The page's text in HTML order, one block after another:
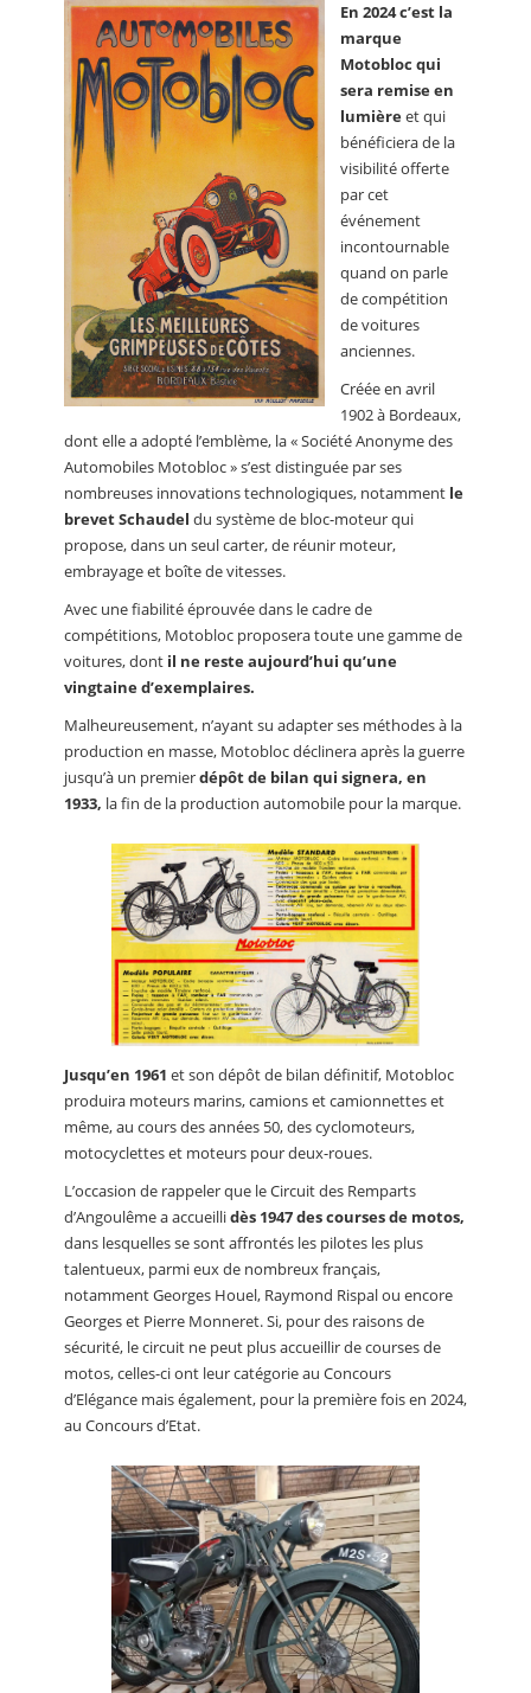
En 2024 c’est la
marque
Motobloc qui
sera remise en
lumièreet qui
bénéficiera de la
visibilité offerte
par cet
événement
incontournable
quand on parle
de compétition
de voitures
anciennes.
Créée en avril
1902 à Bordeaux,
dont elle a adopté l’emblème, la « Société Anonyme des
Automobiles Motobloc » s’est distinguée par ses
nombreuses innovations technologiques, notamment le
brevet Schaudel du système de bloc-moteur qui
propose, dans un seul carter, de réunir moteur,
embrayage et boîte de vitesses.
Avec une fiabilité éprouvée dans le cadre de
compétitions, Motobloc proposera toute une gamme de
voitures, dont il ne reste aujourd’hui qu’une
vingtaine d’exemplaires.
Malheureusement, n’ayant su adapter ses méthodes à la
production en masse, Motobloc déclinera après la guerre
jusqu’à un premierdépôt de bilan qui signera, en
1933, la fin de la production automobile pour la marque.
Jusqu’en 1961 et son dépôt de bilan définitif, Motobloc
produira moteurs marins, camions et camionnettes et
même, au cours des années 50, des cyclomoteurs,
motocyclettes et moteurs pour deux-roues.
L’occasion de rappeler que le Circuit des Remparts
d’Angoulême a accueillidès 1947 des courses de motos,
dans lesquelles se sont affrontés les pilotes les plus
talentueux, parmi eux de nombreux français,
notamment Georges Houel, Raymond Rispal ou encore
Georges et Pierre Monneret. Si, pour des raisons de
sécurité, le circuit ne peut plus accueillir de courses de
motos, celles-ci ont leur catégorie au Concours
d’Elégance mais également, pour la première fois en 2024,
au Concours d’Etat.